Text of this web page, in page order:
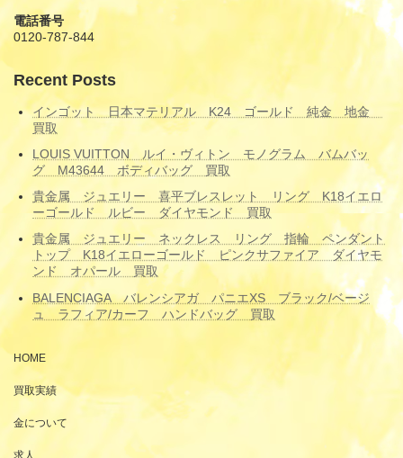
電話番号
0120-787-844
Recent Posts
インゴット 日本マテリアル K24 ゴールド 純金 地金
買取
LOUIS VUITTON ルイ・ヴィトン モノグラム バムバッ
グ M43644 ボディバッグ 買取
貴金属 ジュエリー 喜平ブレスレット リング K18イエロ
ーゴールド ルビー ダイヤモンド 買取
貴金属 ジュエリー ネックレス リング 指輪 ペンダント
トップ K18イエローゴールド ピンクサファイア ダイヤモ
ンド オパール 買取
BALENCIAGA バレンシアガ パニエXS ブラック/ベージ
ュ ラフィア/カーフ ハンドバッグ 買取
HOME
買取実績
金について
求人